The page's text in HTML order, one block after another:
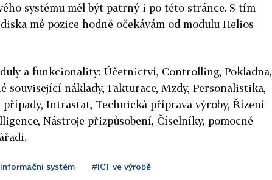
systému měl být patrný i po této stránce. S tím
mé pozice hodně očekávám od modulu Helios
a funkcionality: Účetnictví, Controlling, Pokladna,
související náklady, Fakturace, Mzdy, Personalistika,
případy, Intrastat, Technická příprava výroby, Řízení
Nástroje přizpůsobení, Číselníky, pomocné
systém #ICT ve výrobě